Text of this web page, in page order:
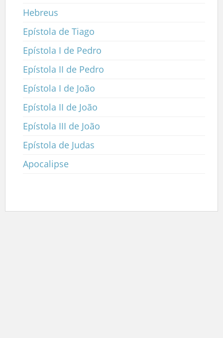
Hebreus
Epístola de Tiago
Epístola I de Pedro
Epístola II de Pedro
Epístola I de João
Epístola II de João
Epístola III de João
Epístola de Judas
Apocalipse